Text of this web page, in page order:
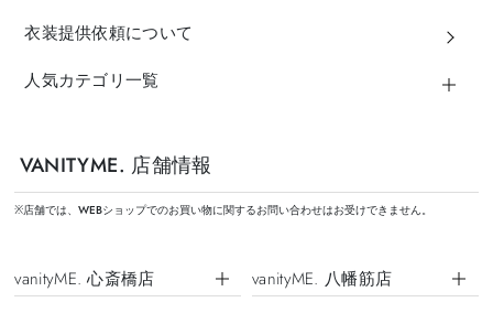
衣装提供依頼について
人気カテゴリ一覧
VANITYME. 店舗情報
※店舗では、WEBショップでのお買い物に関するお問い合わせはお受けできません。
vanityME. 心斎橋店 vanityME. 八幡筋店